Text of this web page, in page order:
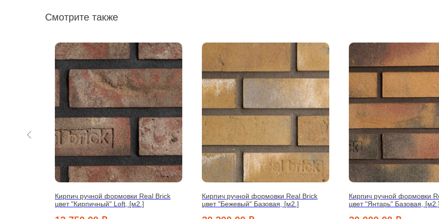
Смотрите также
Кирпич ручной формовки Real Brick
цвет "Кирпичный" Loft, [м2.]
Кирпич ручной формовки Real Brick
цвет "Бежевый" Базовая, [м2.]
Кирпич ручной формовки
цвет "Янтарь" Базовая, [м2.]